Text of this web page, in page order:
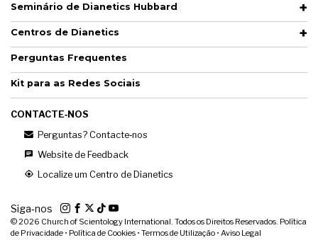
Seminário de Dianetics Hubbard
Centros de Dianetics
Perguntas Frequentes
Kit para as Redes Sociais
CONTACTE‑NOS
Perguntas? Contacte‑nos
Website de Feedback
Localize um Centro de Dianetics
Siga‑nos
© 2026 Church of Scientology International. Todos os Direitos Reservados. Política
de Privacidade • Política de Cookies • Termos de Utilização • Aviso Legal